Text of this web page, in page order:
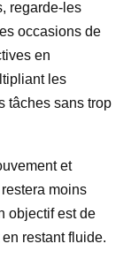
regarde-les
occasions de
en
les
tâches sans trop
et
moins
objectif est de
restant fluide.